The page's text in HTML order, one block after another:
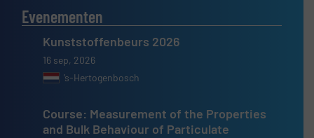
Evenementen
Kunststoffenbeurs 2026
16 sep, 2026
’s-Hertogenbosch
Course: Measurement of the Properties
and Bulk Behaviour of Particulate